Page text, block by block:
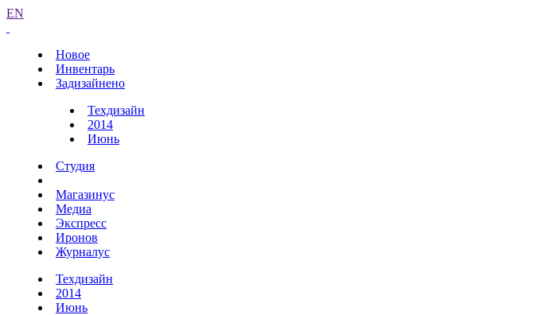
EN
Новое
Инвентарь
Задизайнено
Техдизайн
2014
Июнь
Студия
Магазинус
Медиа
Экспресс
Иронов
Журналус
Техдизайн
2014
Июнь